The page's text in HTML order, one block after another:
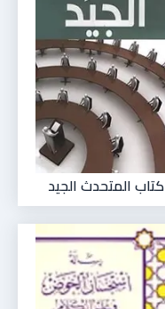
كتاب المتحدث الجيد